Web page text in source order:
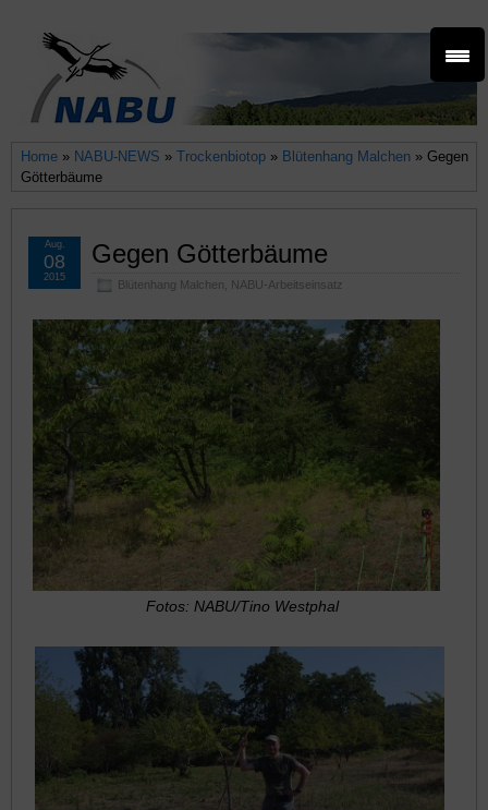
Home » NABU-NEWS » Trockenbiotop » Blütenhang Malchen » Gegen
Götterbäume
Gegen Götterbäume
Blütenhang Malchen NABU-Arbeitseinsatz
Aug.
08
2015
Fotos: NABU/Tino Westphal